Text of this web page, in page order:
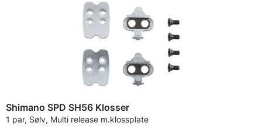
Shimano SPD SH56 Klosser
1 par, Sølv, Multi release m.klossplate